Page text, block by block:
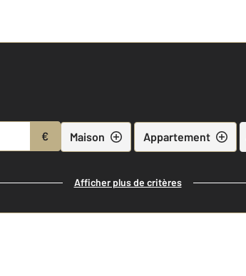
€ Maison Appartement
Afficher plus de critères